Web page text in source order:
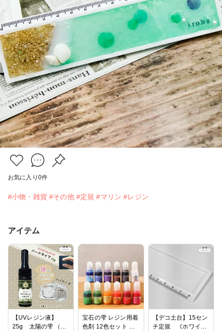
お気に入り 0件
#小物・雑貨 #その他 #定規 #マリン #レジン
アイテム
【UVレジン液】
25g 太陽の雫 （ハ
宝石の雫 レジン用着
色剤 12色セット パ
【デコ土台】15セン
チ定規 《ホワイ